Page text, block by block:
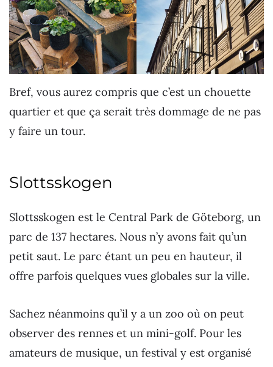
Bref, vous aurez compris que c’est un chouette
quartier et que ça serait très dommage de ne pas
y faire un tour.
Slottsskogen
Slottsskogen est le Central Park de Göteborg, un
parc de 137 hectares. Nous n’y avons fait qu’un
petit saut. Le parc étant un peu en hauteur, il
offre parfois quelques vues globales sur la ville.
Sachez néanmoins qu’il y a un zoo où on peut
observer des rennes et un mini-golf. Pour les
amateurs de musique, un festival y est organisé